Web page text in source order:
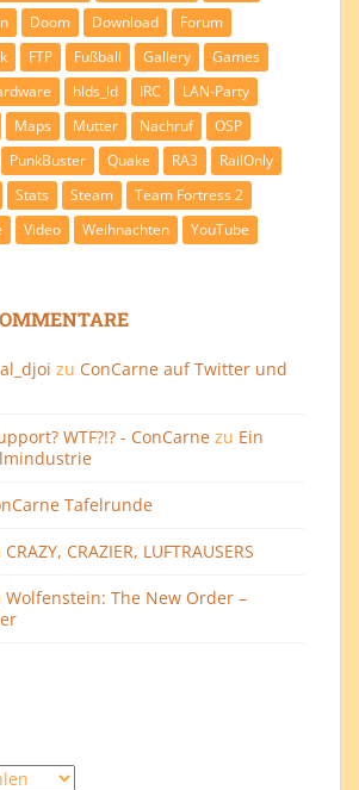
Doom Download
Forum
FTP Fußball Gallery
Games
hlds_ld IRC
LAN-Party
Maps Mutter Nachruf
OSP
PunkBuster Quake RA3
RailOnly
Stats Steam
Team Fortress 2
Video Weihnachten YouTube
zu ConCarne auf Twitter und
WTF?!? - ConCarne zu Ein
Tafelrunde
CRAZY, CRAZIER, LUFTRAUSERS
Wolfenstein: The New Order –